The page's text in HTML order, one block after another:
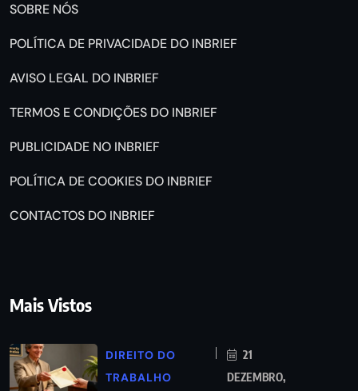
SOBRE NÓS
POLÍTICA DE PRIVACIDADE DO INBRIEF
AVISO LEGAL DO INBRIEF
TERMOS E CONDIÇÕES DO INBRIEF
PUBLICIDADE NO INBRIEF
POLÍTICA DE COOKIES DO INBRIEF
CONTACTOS DO INBRIEF
Mais Vistos
DIREITO DO
TRABALHO
21
DEZEMBRO,